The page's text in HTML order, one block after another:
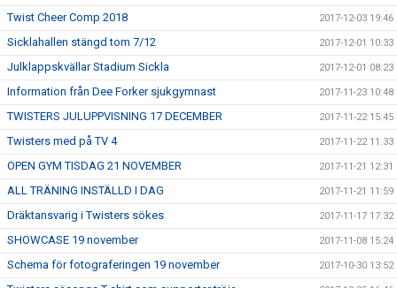
Twist Cheer Comp 2018 2017-12-03 19:46
Sicklahallen stängd tom 7/12 2017-12-01 10:33
Julklappskvällar Stadium Sickla 2017-12-01 08:23
Information från Dee Forker sjukgymnast 2017-11-23 10:48
TWISTERS JULUPPVISNING 17 DECEMBER 2017-11-22 15:45
Twisters med på TV 4 2017-11-22 11:33
OPEN GYM TISDAG 21 NOVEMBER 2017-11-21 12:31
ALL TRÄNING INSTÄLLD I DAG 2017-11-21 11:59
Dräktansvarig i Twisters sökes 2017-11-17 17:32
SHOWCASE 19 november 2017-11-08 15:24
Schema för fotograferingen 19 november 2017-10-30 13:52